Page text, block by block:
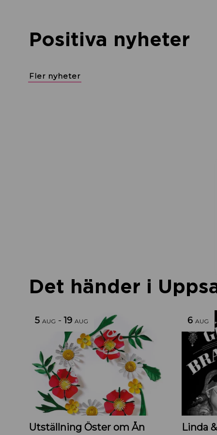
Positiva nyheter
Fler nyheter
Det händer i
5 AUG -19 AUG
Utställning Öster om Ån
6 AUG